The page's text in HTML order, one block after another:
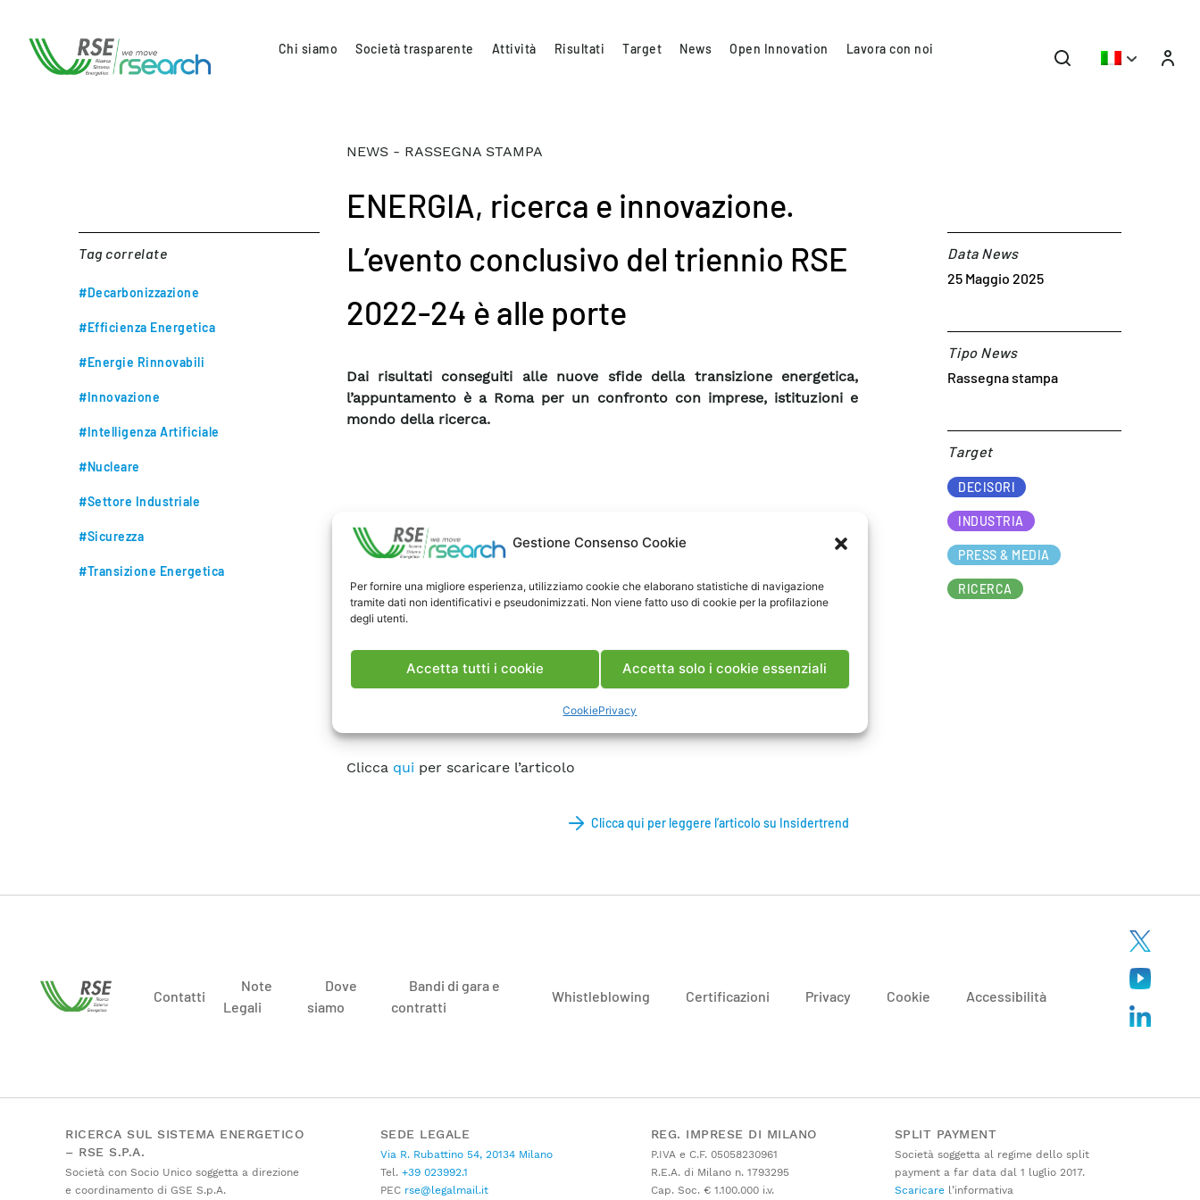
Gestione Consenso Cookie
Per fornire una migliore esperienza, utilizziamo cookie che elaborano statistiche di navigazione
tramite dati non identificativi e pseudonimizzati. Non viene fatto uso di cookie per la profilazione
degli utenti.
Accetta tutti i cookie Accetta solo i cookie essenziali
CookiePrivacy
Chi siamo Società trasparente Attività Risultati Target News Open Innovation Lavora con noi
Tag correlate
#Decarbonizzazione
#Efficienza Energetica
#Energie Rinnovabili
#Innovazione
#Intelligenza Artificiale
#Nucleare
#Settore Industriale
#Sicurezza
#Transizione Energetica
NEWS - RASSEGNA STAMPA
ENERGIA, ricerca e innovazione.
L’evento conclusivo del triennio RSE
2022-24 è alle porte
Dai risultati conseguiti alle nuove sfide della transizione energetica,
l’appuntamento è a Roma per un confronto con imprese, istituzioni e
mondo della ricerca.
Clicca qui per scaricare l’articolo
Clicca qui per leggere l’articolo su Insidertrend
Data News
25 Maggio 2025
Tipo News
Rassegna stampa
Target​
DECISORI
INDUSTRIA
PRESS & MEDIA
RICERCA
Contatti
Note
Legali
Dove
siamo
Bandi di gara e
contratti
Whistleblowing Certificazioni Privacy Cookie Accessibilità
RICERCA SUL SISTEMA ENERGETICO
– RSE S.P.A.
Società con Socio Unico soggetta a direzione
e coordinamento di GSE S.p.A.
SEDE LEGALE
Via R. Rubattino 54, 20134 Milano
Tel.+39 023992.1
PECrse@legalmail.it
REG. IMPRESE DI MILANO
P.IVA e C.F. 05058230961
R.E.A. di Milano n. 1793295
Cap. Soc. € 1.100.000 i.v.
SPLIT PAYMENT
Società soggetta al regime dello split
payment a far data dal 1 luglio 2017.
Scaricarel’informativa